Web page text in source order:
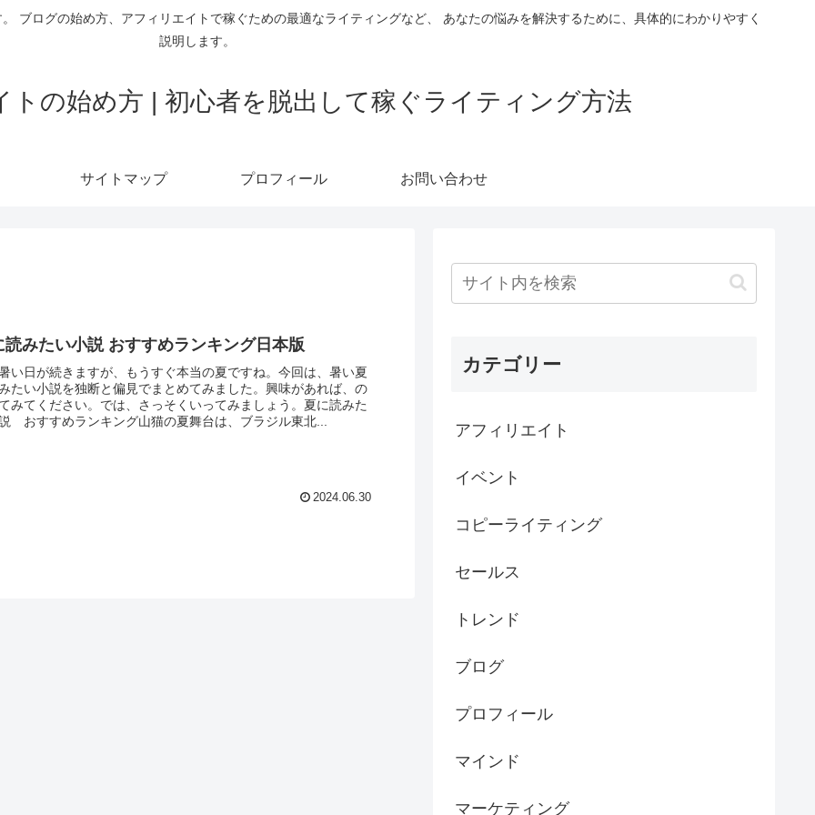
ブログの始め方、アフィリエイトで稼ぐための最適なライティングなど、 あなたの悩みを解決するために、具体的にわかりやすく
説明します。
の始め方 | 初心者を脱出して稼ぐライティング方法
サイトマップ プロフィール お問い合わせ
読みたい小説 おすすめランキング日本版
い日が続きますが、もうすぐ本当の夏ですね。今回は、暑い夏
たい小説を独断と偏見でまとめてみました。興味があれば、の
みてください。では、さっそくいってみましょう。夏に読みた
おすすめランキング山猫の夏舞台は、ブラジル東北...
2024.06.30
カテゴリー
アフィリエイト
イベント
コピーライティング
セールス
トレンド
ブログ
プロフィール
マインド
マーケティング